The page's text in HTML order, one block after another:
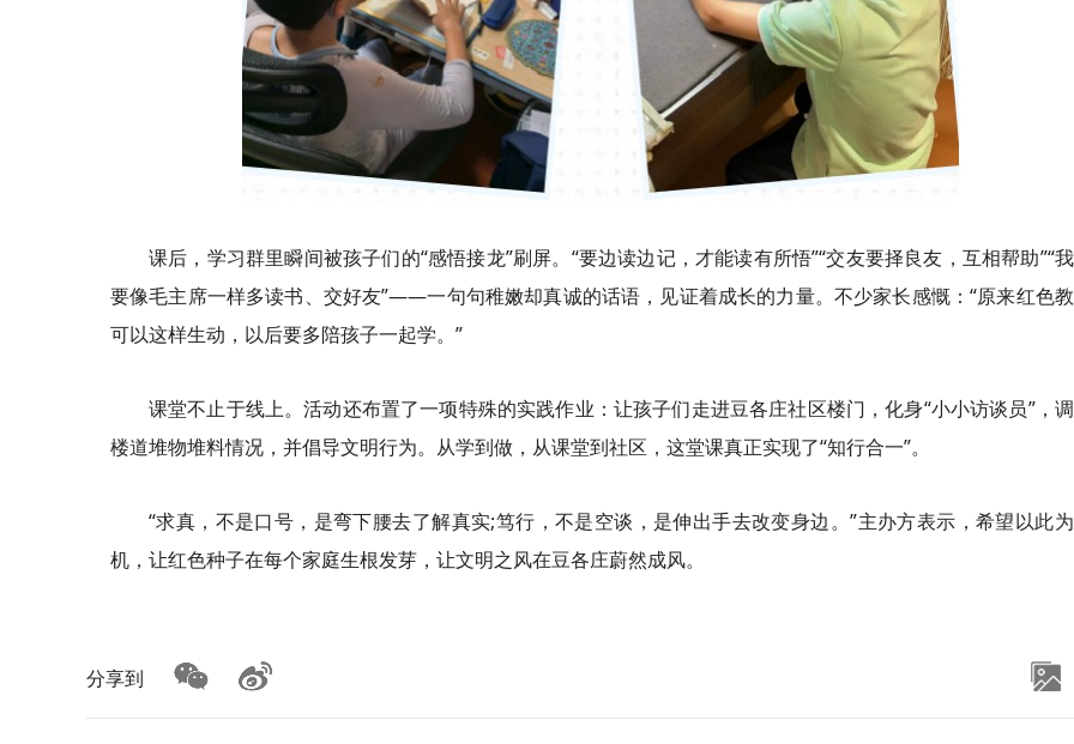
课后，学习群里瞬间被孩子们的“感悟接龙”刷屏。“要边读边记，才能读有所悟”“交友要择良友，互相帮助”“
要像毛主席一样多读书、交好友”——一句句稚嫩却真诚的话语，见证着成长的力量。不少家长感慨：“原来红色
可以这样生动，以后要多陪孩子一起学。”
课堂不止于线上。活动还布置了一项特殊的实践作业：让孩子们走进豆各庄社区楼门，化身“小小访谈员”，
楼道堆物堆料情况，并倡导文明行为。从学到做，从课堂到社区，这堂课真正实现了“知行合一”。
“求真，不是口号，是弯下腰去了解真实;笃行，不是空谈，是伸出手去改变身边。”主办方表示，希望以此
机，让红色种子在每个家庭生根发芽，让文明之风在豆各庄蔚然成风。
分享到